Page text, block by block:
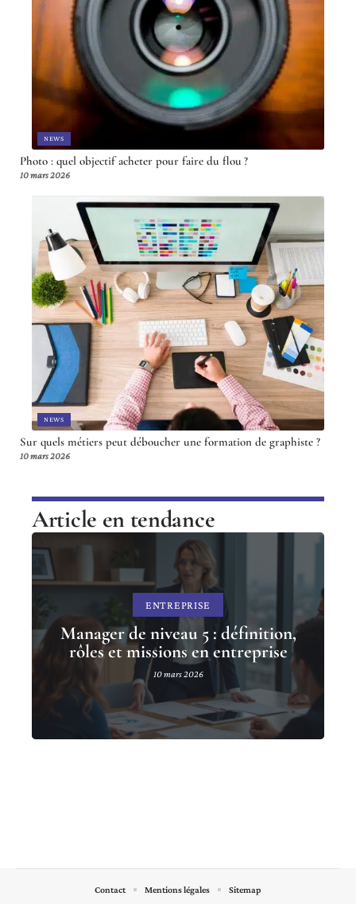
NEWS
Photo : quel objectif acheter pour faire du flou ?
10 mars 2026
NEWS
Sur quels métiers peut déboucher une formation de graphiste ?
10 mars 2026
Article en tendance
ENTREPRISE
Manager de niveau 5 : définition,
rôles et missions en entreprise
10 mars 2026
Contact Mentions légales Sitemap